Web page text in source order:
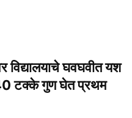
विद्यालयाचे घवघवीत यश
टक्के गुण घेत प्रथम